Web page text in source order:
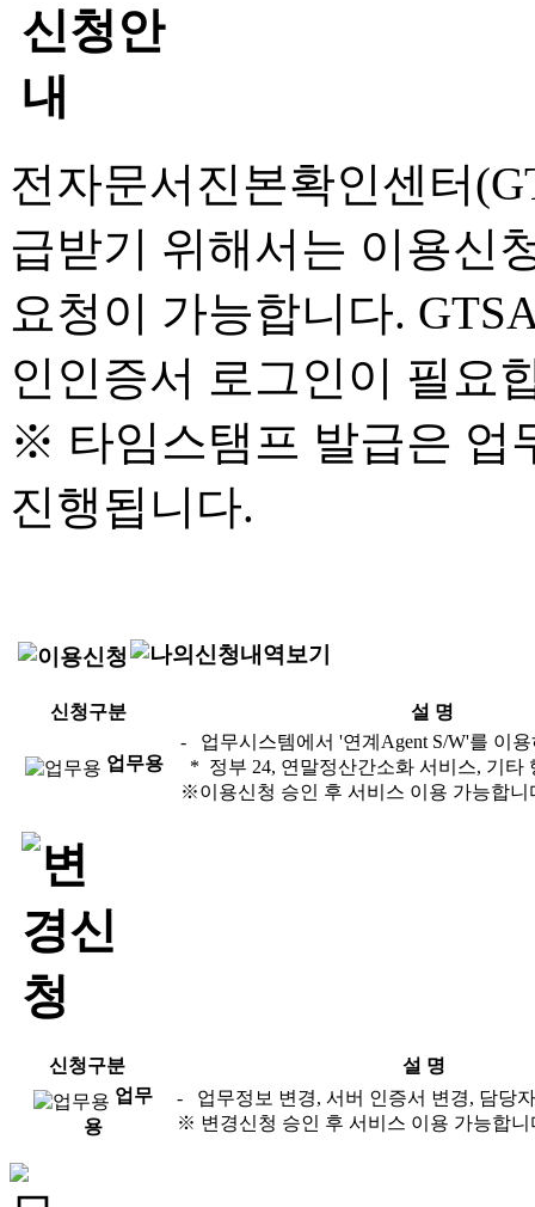
전자문서진본확인센터
급받기 위해서는 이용신
요청이 가능합니다.
인인증서 로그인이 필요
※ 타임스탬프 발급은 업
진행됩니다.
신청구분 설 명
업무용
- 업무시스템에서 '연계Agent S/W'를 이
* 정부 24, 연말정산간소화 서비스, 기타
※이용신청 승인 후 서비스 이용 가능합니
신청구분
설 명
업무
용
- 업무정보 변경, 서버 인증서 변경, 담당
※ 변경신청 승인 후 서비스 이용 가능합니